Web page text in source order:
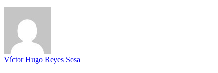
Víctor Hugo Reyes Sosa